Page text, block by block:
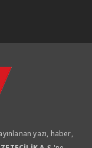
yazı, haber,